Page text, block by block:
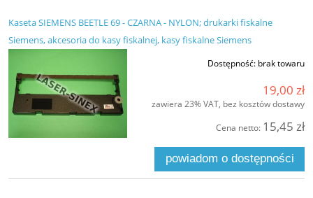
Kaseta SIEMENS BEETLE 69 - CZARNA - NYLON; drukarki fiskalne
Siemens, akcesoria do kasy fiskalnej, kasy fiskalne Siemens
Dostępność: brak towaru
19,00 zł
zawiera 23% VAT, bez kosztów dostawy
Cena netto: 15,45 zł
powiadom o dostępności